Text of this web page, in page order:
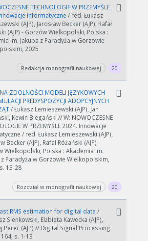
TECHNOLOGIE W PRZEMYŚLE
informatyczne / red. Łukasz
(AJP), Jarosław Becker (AJP), Rafał
(AJP) - Gorzów Wielkopolski, Polska :
im. Jakuba z Paradyża w Gorzowie
2025
Redakcja monografii naukowej 20
ZDOLNOŚCI MODELI JĘZYKOWYCH
PREDYSPOZYCJI ADOPCYJNYCH
/ Łukasz Lemieszewski (AJP), Jan
Kewin Biegański // W: NOWOCZESNE
W PRZEMYŚLE 2024. Innowacje
/ red. Łukasz Lemieszewski (AJP),
Becker (AJP), Rafał Różański (AJP) -
Wielkopolski, Polska : Akademia im.
z Paradyża w Gorzowie Wielkopolskim,
13-28
Rozdział w monografii naukowej 20
RMS estimation for digital data /
Sienkowski, Elżbieta Kawecka (AJP),
Perec (AJP) // Digital Signal Processing
s. 1-13